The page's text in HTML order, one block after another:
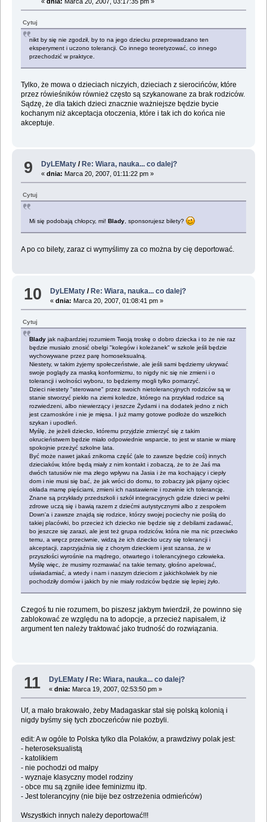
Cytuj
nikt by się nie zgodził, by to na jego dziecku przeprowadzano ten
eksperyment i uczono tolerancji. Co innego teoretyzować, co innego
przechodzić w praktyce.
Tylko, że mowa o dzieciach niczyich, dzieciach z sierocińców, które
przez rówieśników również często są szykanowane za brak rodziców.
Sądzę, że dla takich dzieci znacznie ważniejsze będzie bycie
kochanym niż akceptacja otoczenia, które i tak ich do końca nie
akceptuje.
9 DyLEMaty / Re: Wiara, nauka... co dalej?
«dnia: Marca 20, 2007, 01:11:22 pm »
Cytuj
Mi się podobają chłopcy, mi! Blady, sponsorujesz bilety?
A po co bilety, zaraz ci wymyślimy za co można by cię deportować.
10 DyLEMaty /Re: Wiara, nauka... co dalej?
«dnia: Marca 20, 2007, 01:08:41 pm »
Cytuj
Bladyjak najbardziej rozumiem Twoją troskę o dobro dziecka i to że nie raz
będzie musiało znosić obelgi "kolegów i koleżanek" w szkole jeśli będzie
wychowywane przez parę homoseksualną.
Niestety, w takim żyjemy społeczeństwie, ale jeśli sami będziemy ukrywać
swoje poglądy za maską konformizmu, to nigdy nic się nie zmieni i o
tolerancji i wolności wyboru, to będziemy mogli tylko pomarzyć.
Dzieci niestety "sterowane" przez swoich nietolerancyjnych rodziców są w
stanie stworzyć piekło na ziemi koledze, którego na przykład rodzice są
rozwiedzeni, albo niewierzący i jeszcze Żydami i na dodatek jedno z nich
jest czarnoskóre i nie je mięsa. I już mamy gotowe podłoże do wszelkich
szykan i upodleń.
Myślę, że jeżeli dziecko, któremu przyjdzie zmierzyć się z takim
okrucieństwem będzie miało odpowiednie wsparcie, to jest w stanie w miarę
spokojnie przeżyć szkolne lata.
Być może nawet jakaś znikoma część (ale to zawsze będzie coś) innych
dzieciaków, które będą miały z nim kontakt i zobaczą, że to że Jaś ma
dwóch tatusiów nie ma złego wpływu na Jasia i że ma kochający i ciepły
dom i nie musi się bać, że jak wróci do domu, to zobaczy jak pijany ojciec
okłada mamę pięściami, zmieni ich nastawienie i rozwinie ich tolerancję.
Znane są przykłady przedszkoli i szkół integracyjnych gdzie dzieci w pełni
zdrowe uczą się i bawią razem z dziećmi autystycznymi albo z zespołem
Down'a i zawsze znajdą się rodzice, którzy swojej pociechy nie poślą do
takiej placówki, bo przecież ich dziecko nie będzie się z debilami zadawać,
bo jeszcze się zarazi, ale jest też grupa rodziców, która nie ma nic przeciwko
temu, a wręcz przeciwnie, widzą że ich dziecko uczy się tolerancji i
akceptacji, zaprzyjaźnia się z chorym dzieckiem i jest szansa, że w
przyszłości wyrośnie na mądrego, otwartego i tolerancyjnego człowieka.
Myślę więc, że musimy rozmawiać na takie tematy, głośno apelować,
uświadamiać, a wtedy i nam i naszym dzieciom z jakichkolwiek by nie
pochodziły domów i jakich by nie miały rodziców będzie się lepiej żyło.
Czegoś tu nie rozumem, bo piszesz jakbym twierdził, że powinno się
zablokować ze względu na to adopcje, a przecież napisałem, iż
argument ten należy traktować jako trudność do rozwiązania.
11 DyLEMaty / Re: Wiara, nauka... co dalej?
«dnia: Marca 19, 2007, 02:53:50 pm »
Uf, a mało brakowało, żeby Madagaskar stał się polską kolonią i
nigdy byśmy się tych zboczeńców nie pozbyli.
edit: A w ogóle to Polska tylko dla Polaków, a prawdziwy polak jest:
- heteroseksualistą
- katolikiem
- nie pochodzi od małpy
- wyznaje klasyczny model rodziny
- obce mu są zgniłe idee feminizmu itp.
- Jest tolerancyjny (nie bije bez ostrzeżenia odmieńców)
Wszystkich innych należy deportować!!!